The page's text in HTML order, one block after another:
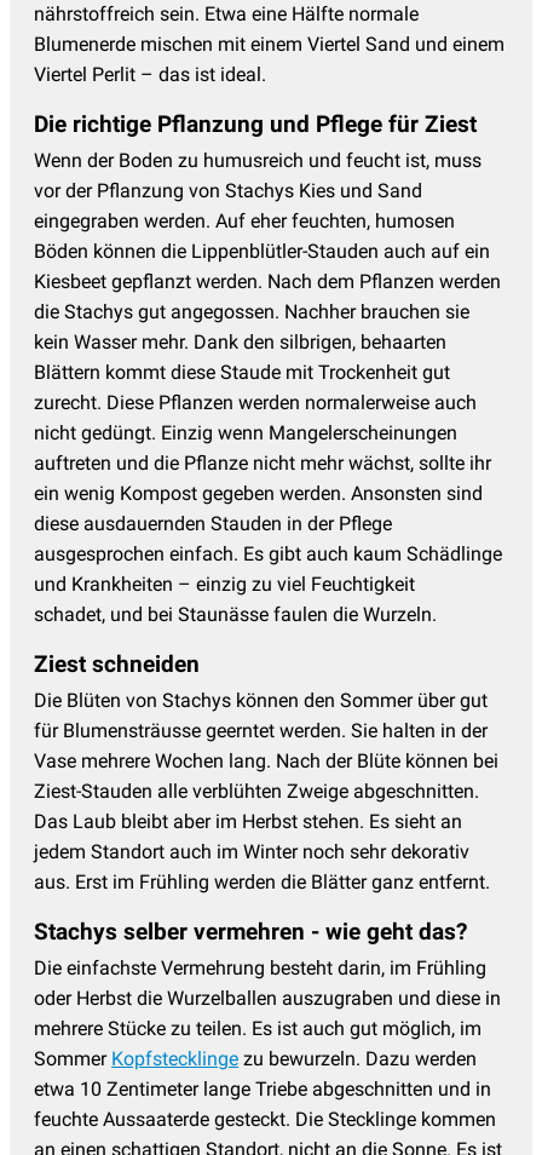
nährstoffreich sein. Etwa eine Hälfte normale
Blumenerde mischen mit einem Viertel Sand und einem
Viertel Perlit – das ist ideal.
Die richtige Pflanzung und Pflege für Ziest
Wenn der Boden zu humusreich und feucht ist, muss
vor der Pflanzung von Stachys Kies und Sand
eingegraben werden. Auf eher feuchten, humosen
Böden können die Lippenblütler-Stauden auch auf ein
Kiesbeet gepflanzt werden. Nach dem Pflanzen werden
die Stachys gut angegossen. Nachher brauchen sie
kein Wasser mehr. Dank den silbrigen, behaarten
Blättern kommt diese Staude mit Trockenheit gut
zurecht. Diese Pflanzen werden normalerweise auch
nicht gedüngt. Einzig wenn Mangelerscheinungen
auftreten und die Pflanze nicht mehr wächst, sollte ihr
ein wenig Kompost gegeben werden. Ansonsten sind
diese ausdauernden Stauden in der Pflege
ausgesprochen einfach. Es gibt auch kaum Schädlinge
und Krankheiten – einzig zu viel Feuchtigkeit
schadet, und bei Staunässe faulen die Wurzeln.
Ziest schneiden
Die Blüten von Stachys können den Sommer über gut
für Blumensträusse geerntet werden. Sie halten in der
Vase mehrere Wochen lang. Nach der Blüte können bei
Ziest-Stauden alle verblühten Zweige abgeschnitten.
Das Laub bleibt aber im Herbst stehen. Es sieht an
jedem Standort auch im Winter noch sehr dekorativ
aus. Erst im Frühling werden die Blätter ganz entfernt.
Stachys selber vermehren - wie geht das?
Die einfachste Vermehrung besteht darin, im Frühling
oder Herbst die Wurzelballen auszugraben und diese in
mehrere Stücke zu teilen. Es ist auch gut möglich, im
Sommer Kopfstecklinge zu bewurzeln. Dazu werden
etwa 10 Zentimeter lange Triebe abgeschnitten und in
feuchte Aussaaterde gesteckt. Die Stecklinge kommen
an einen schattigen Standort, nicht an die Sonne. Es ist